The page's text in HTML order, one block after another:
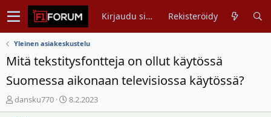
Kirjaudu sisään Rekisteröidy
Yleinen asiakeskustelu
Mitä tekstitysfontteja on ollut käytössä
Suomessa aikonaan televisiossa käytössä?
V
i
dansku770
A
l
8.2.2023